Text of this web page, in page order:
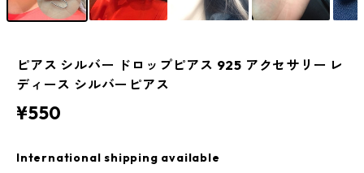
ピアス シルバー ドロップピアス 925 アクセサリー レ
ディース シルバーピアス
¥550
International shipping available